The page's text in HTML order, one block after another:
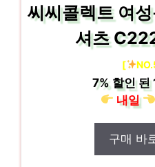
씨씨콜렉트 여
셔츠
[
7% 할인 된
내일
구매 바